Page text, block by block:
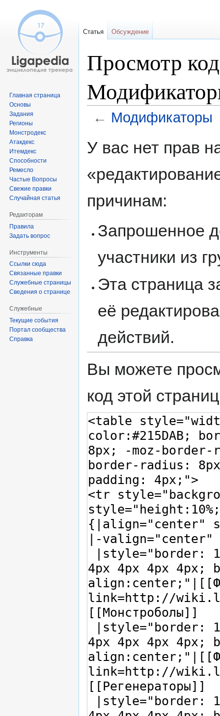
Просмотр
← Модификаторы
ккУ вас нет прав
причинам:
Запрошенное
участники из
Эта страница
её
действий.
Вы можете
код этой
Статья Обсуждение
Главная страница
Основы
Задания
Регионы
Монстродекс
Атакдекс
Итемдекс
Способности
Ремесло
Частые Вопросы
Свежие правки
Случайная статья
Редакторам
Правила
Задать вопрос
Инструменты
Ссылки сюда
Связанные правки
Служебные страницы
Сведения о странице
Служебные
Текущие события
Портал сообщества
Справка